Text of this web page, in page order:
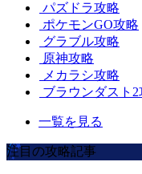
パズドラ攻略
ポケモンGO攻略
グラブル攻略
原神攻略
メカラシ攻略
ブラウンダスト2
一覧を見る
注目の攻略記事